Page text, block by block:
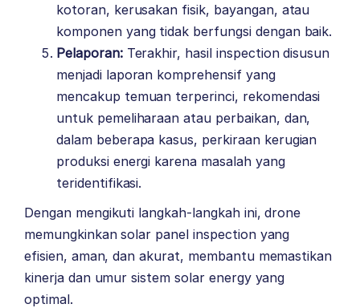
kotoran, kerusakan fisik, bayangan, atau
komponen yang tidak berfungsi dengan baik.
Pelaporan:Terakhir, hasil inspection disusun
menjadi laporan komprehensif yang
mencakup temuan terperinci, rekomendasi
untuk pemeliharaan atau perbaikan, dan,
dalam beberapa kasus, perkiraan kerugian
produksi energi karena masalah yang
teridentifikasi.
Dengan mengikuti langkah-langkah ini, drone
memungkinkan solar panel inspection yang
efisien, aman, dan akurat, membantu memastikan
kinerja dan umur sistem solar energy yang
optimal.